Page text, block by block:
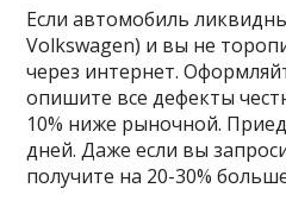
Если автомобиль
Volkswagen) и вы не
через интернет.
опишите все дефекты
10% ниже рыночной.
дней. Даже если вы
получите на 20-30%